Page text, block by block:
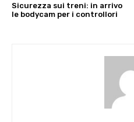
Sicurezza sui treni: in arrivo
le bodycam per i controllori